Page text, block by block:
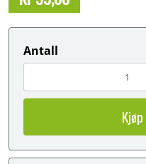
Antall
Kjøp